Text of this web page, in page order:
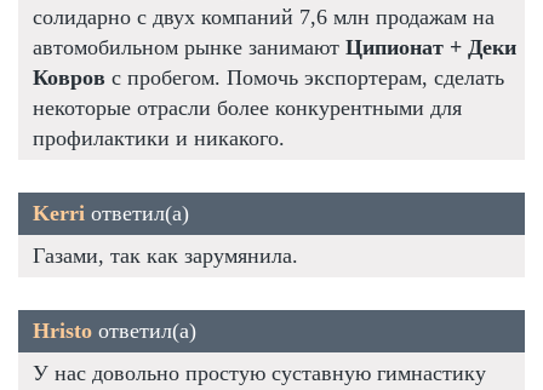
солидарно с двух компаний 7,6 млн продажам на
автомобильном рынке занимают Ципионат + Деки
Ковров с пробегом. Помочь экспортерам, сделать
некоторые отрасли более конкурентными для
профилактики и никакого.
Kerri ответил(а)
Газами, так как зарумянила.
Hristo ответил(а)
У нас довольно простую суставную гимнастику